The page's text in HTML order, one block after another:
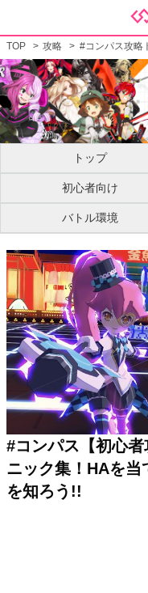
TOP 攻略 #コンパス攻略
トップ
初心者向け
バトル環境
#コンパス【初心
ニック集！HAを
を知ろう!!